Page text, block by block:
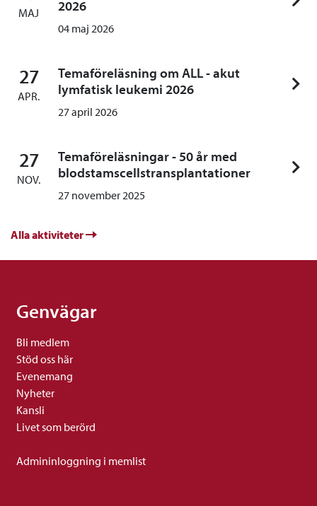
MAJ
2026
04 maj 2026
27
APR.
Temaföreläsning om ALL - akut
lymfatisk leukemi 2026
27 april 2026
27
NOV.
Temaföreläsningar - 50 år med
blodstamscellstransplantationer
27 november 2025
Alla aktiviteter
Genvägar
Bli medlem
Stöd oss här
Evenemang
Nyheter
Kansli
Livet som berörd
Admininloggning i memlist